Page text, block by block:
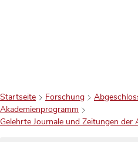
Startseite Forschung
Akademienprogramm
Gelehrte Journale und Zeitungen der